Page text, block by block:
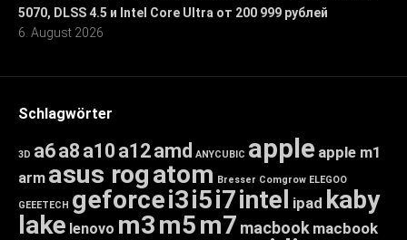
5070, DLSS 4.5 и Intel Core Ultra от 200 999 рублей
6. August 2026
Schlagwörter
3D a6a8 a10 a12amd ANYCUBIC apple apple m1
arm asus rogatom Bresser Comgrow ELEGOO
GEEETECH geforcei3i5i7intel ipad kaby
lake lenovo m3m5m7 macbook macbook